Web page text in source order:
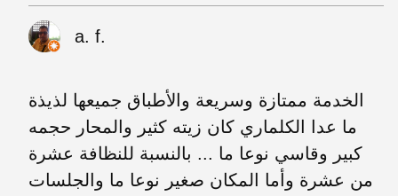
a. f.
الخدمة ممتازة وسريعة والأطباق جميعها لذيذة
ما عدا الكلماري كان زيته كثير والمحار حجمه
كبير وقاسي نوعا ما ... بالنسبة للنظافة عشرة
من عشرة وأما المكان صغير نوعا ما والجلسات